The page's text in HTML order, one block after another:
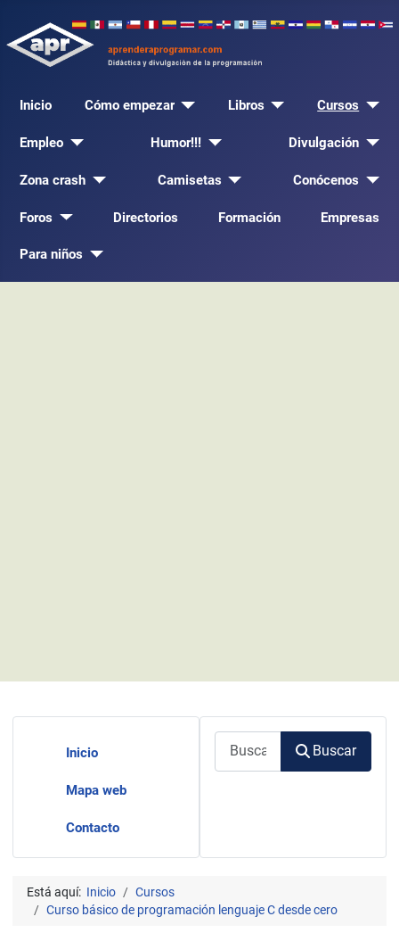
Inicio Cómo empezar Libros Cursos
Empleo Humor!!! Divulgación
Zona crash Camisetas Conócenos
Foros Directorios Formación Empresas
Para niños
Inicio
Mapa web
Contacto
Buscar
Está aquí: Inicio
Cursos
Curso básico de programación lenguaje C desde cero